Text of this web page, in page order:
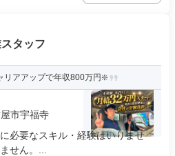
タッフ
リアアップで年収800万円❇️
市宇福寺
必要なスキル・経験はいりませ
せん。...